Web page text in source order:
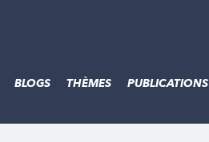
BLOGS THÈMES PUBLICATIONS